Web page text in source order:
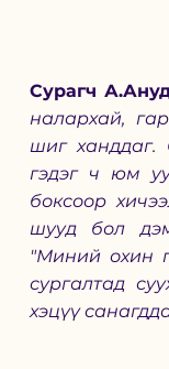
Сурагч
налархай,
шиг ханддаг.
гэдэг ч юм
боксоор
шууд бол
"Миний охин
сургалтад
хэцүү